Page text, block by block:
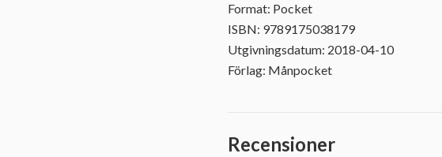
Format: Pocket
ISBN: 9789175038179
Utgivningsdatum: 2018-04-10
Förlag: Månpocket
Recensioner